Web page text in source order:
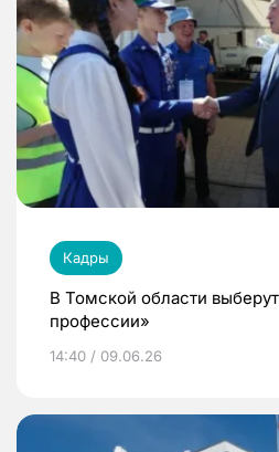
Кадры
В Томской области
профессии»
14:40 / 09.06.26